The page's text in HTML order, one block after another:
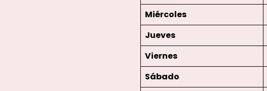
Miércoles
Jueves
Viernes
Sábado